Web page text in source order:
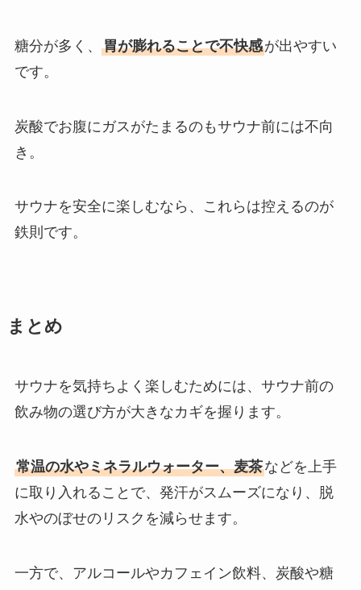
糖分が多く、 胃が膨れることで不快感が出やすい
です。
炭酸でお腹にガスがたまるのもサウナ前には不向
き。
サウナを安全に楽しむなら、これらは控えるのが
鉄則です。
まとめ
サウナを気持ちよく楽しむためには、サウナ前の
飲み物の選び方が大きなカギを握ります。
常温の水やミネラルウォーター、麦茶などを上手
に取り入れることで、発汗がスムーズになり、脱
水やのぼせのリスクを減らせます。
一方で、アルコールやカフェイン飲料、炭酸や糖